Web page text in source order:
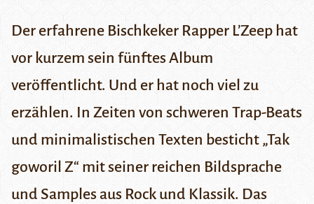
Der erfahrene Bischkeker Rapper L’Zeep hat
vor kurzem sein fünftes Album
veröffentlicht. Und er hat noch viel zu
erzählen. In Zeiten von schweren Trap-Beats
und minimalistischen Texten besticht „Tak
goworil Z“ mit seiner reichen Bildsprache
und Samples aus Rock und Klassik. Das